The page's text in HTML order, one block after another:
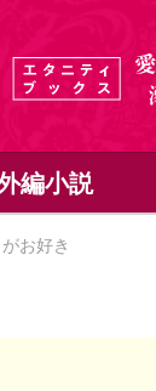
編小説
お好き